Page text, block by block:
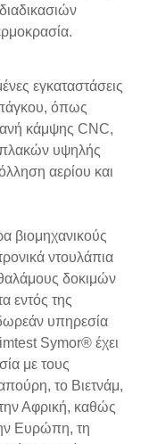
εγκαταστάσεις
όπως
κάμψης CNC,
υψηλής
αερίου και
βιομηχανικούς
ντουλάπια
δοκιμών
εντός της
υπηρεσία
Symor® έχει
με τους
το Βιετνάμ,
την Αφρική, καθώς
Ευρώπη, τη